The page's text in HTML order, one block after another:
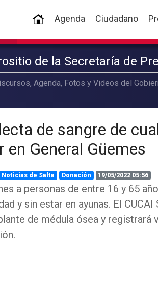
(current)
Agenda Ciudadano
de la Secretaría de
Agenda, Fotos y Videos del
de sangre de
General Güemes
Noticias de Salta Donación 19/05/2022 05:56
a personas de entre 16 y 65
y sin estar en ayunas. El CUCAI
de médula ósea y registrará